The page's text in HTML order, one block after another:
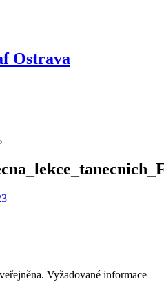
Ostrava
Vyžadované informace